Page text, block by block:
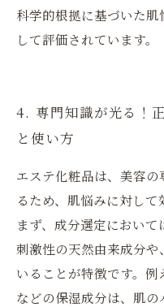
科学的根拠に基づいた肌
して評価されています。
4. 専門知識が光る！
と使い方
エステ化粧品は、美容
るため、肌悩みに対して
まず、成分選定におい
刺激性の天然由来成分
いることが特徴です。
などの保湿成分は、肌